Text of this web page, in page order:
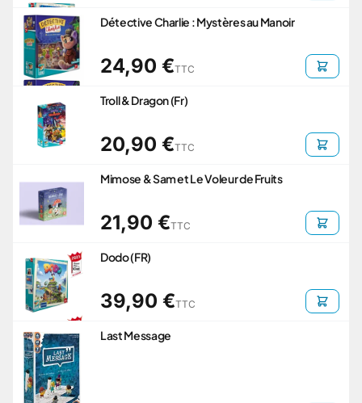
Détective Charlie : Mystères au Manoir
24,90 €TTC
Troll & Dragon (Fr)
20,90 €TTC
Mimose & Sam et Le Voleur de Fruits
21,90 €TTC
Dodo (FR)
39,90 €TTC
Last Message